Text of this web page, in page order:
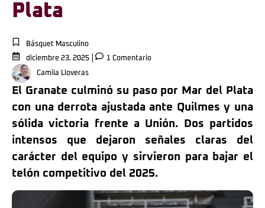
Plata
Básquet Masculino
diciembre 23, 2025
1 Comentario
Camila Lloveras
El Granate culminó su paso por Mar del Plata
con una derrota ajustada ante Quilmes y una
sólida victoria frente a Unión. Dos partidos
intensos que dejaron señales claras del
carácter del equipo y sirvieron para bajar el
telón competitivo del 2025.